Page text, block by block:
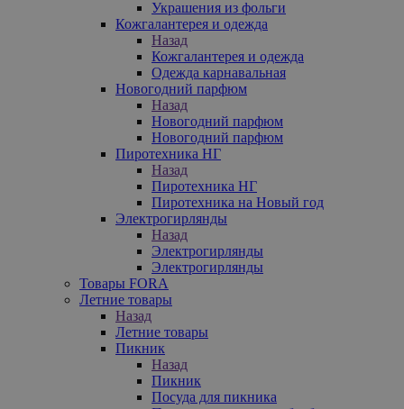
Украшения из фольги
Кожгалантерея и одежда
Назад
Кожгалантерея и одежда
Одежда карнавальная
Новогодний парфюм
Назад
Новогодний парфюм
Новогодний парфюм
Пиротехника НГ
Назад
Пиротехника НГ
Пиротехника на Новый год
Электрогирлянды
Назад
Электрогирлянды
Электрогирлянды
Товары FORA
Летние товары
Назад
Летние товары
Пикник
Назад
Пикник
Посуда для пикника